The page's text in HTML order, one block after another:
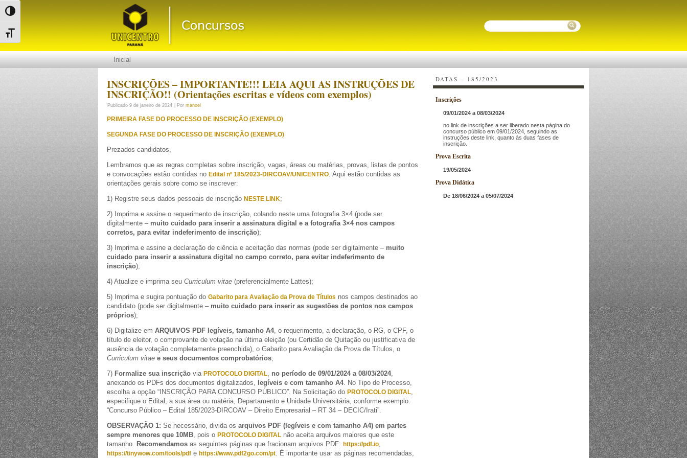
Alternar alto contraste
Alternar tamanho da fonte
Pesquisar
Inicial
INSCRIÇÕES – IMPORTANTE!!! LEIA AQUI AS INSTRUÇÕES DE
INSCRIÇÃO!! (Orientações escritas e vídeos com exemplos)
Publicado 9 de janeiro de 2024 Por manoel
PRIMEIRA FASE DO PROCESSO DE INSCRIÇÃO (EXEMPLO)
SEGUNDA FASE DO PROCESSO DE INSCRIÇÃO (EXEMPLO)
Prezados candidatos,
Lembramos que as regras completas sobre inscrição, vagas, áreas ou matérias, provas, listas de pontos
e convocações estão contidas no Edital nº 185/2023-DIRCOAV/UNICENTRO. Aqui estão contidas as
orientações gerais sobre como se inscrever:
1) Registre seus dados pessoais de inscrição NESTE LINK;
2) Imprima e assine o requerimento de inscrição, colando neste uma fotografia 3×4 (pode ser
digitalmente – muito cuidado para inserir a assinatura digital e a fotografia 3×4 nos campos
corretos, para evitar indeferimento de inscrição);
3) Imprima e assine a declaração de ciência e aceitação das normas (pode ser digitalmente – muito
cuidado para inserir a assinatura digital no campo correto, para evitar indeferimento de
inscrição);
4) Atualize e imprima seu Curriculum vitae (preferencialmente Lattes);
5) Imprima e sugira pontuação do Gabarito para Avaliação da Prova de Títulos nos campos destinados ao
candidato (pode ser digitalmente – muito cuidado para inserir as sugestões de pontos nos campos
próprios);
6) Digitalize em ARQUIVOS PDF legíveis, tamanho A4, o requerimento, a declaração, o RG, o CPF, o
título de eleitor, o comprovante de votação na última eleição (ou Certidão de Quitação ou justificativa de
ausência de votação completamente preenchida), o Gabarito para Avaliação da Prova de Títulos, o
Curriculum vitae e seus documentos comprobatórios;
7) Formalize sua inscrição via PROTOCOLO DIGITAL, no período de 09/01/2024 a 08/03/2024,
anexando os PDFs dos documentos digitalizados, legíveis e com tamanho A4. No Tipo de Processo,
escolha a opção “INSCRIÇÃO PARA CONCURSO PÚBLICO”. Na Solicitação do PROTOCOLO DIGITAL,
especifique o Edital, a sua área ou matéria, Departamento e Unidade Universitária, conforme exemplo:
“Concurso Público – Edital 185/2023-DIRCOAV – Direito Empresarial – RT 34 – DECIC/Irati”.
OBSERVAÇÃO 1: Se necessário, divida os arquivos PDF (legíveis e com tamanho A4) em partes
sempre menores que 10MB, pois o PROTOCOLO DIGITAL não aceita arquivos maiores que este
tamanho. Recomendamos as seguintes páginas que fracionam arquivos PDF: https://pdf.io,
https://tinywow.com/tools/pdf e https://www.pdf2go.com/pt. É importante usar as páginas recomendadas,
DATAS – 185/2023
Inscrições
09/01/2024 a 08/03/2024
no link de inscrições a ser liberado nesta página do
concurso público em 09/01/2024, seguindo as
instruções deste link, quanto às duas fases de
inscrição.
Prova Escrita
19/05/2024
Prova Didática
De 18/06/2024 a 05/07/2024